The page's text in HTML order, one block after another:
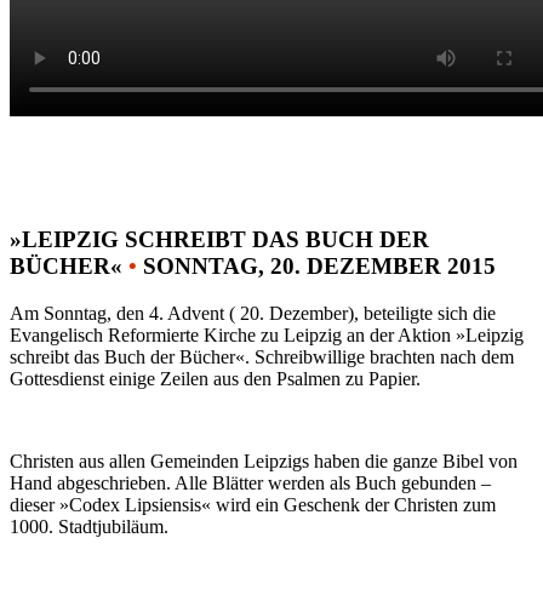
»LEIPZIG SCHREIBT DAS BUCH DER
BÜCHER« • SONNTAG, 20. DEZEMBER 2015
Am Sonntag, den 4. Advent ( 20. Dezember), beteiligte sich die
Evangelisch Reformierte Kirche zu Leipzig an der Aktion »Leipzig
schreibt das Buch der Bücher«. Schreibwillige brachten nach dem
Gottesdienst einige Zeilen aus den Psalmen zu Papier.
Christen aus allen Gemeinden Leipzigs haben die ganze Bibel von
Hand abgeschrieben. Alle Blätter werden als Buch gebunden –
dieser »Codex Lipsiensis« wird ein Geschenk der Christen zum
1000. Stadtjubiläum.